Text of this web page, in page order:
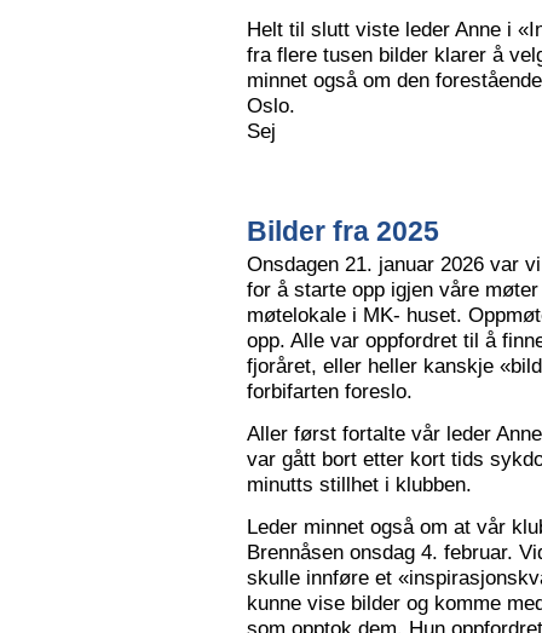
Helt til slutt viste leder Anne i
fra flere tusen bilder klarer å
minnet også om den
Oslo.
Sej
Bilder fra 2025
Onsdagen 21. januar 2026 var
for å starte opp igjen våre
møtelokale i MK- huset.
opp. Alle var oppfordret til å
fjoråret, eller heller kanskje
forbifarten foreslo.
Aller først fortalte vår leder
var gått bort etter kort tids
minutts stillhet i klubben.
Leder minnet også om at vår
Brennåsen onsdag 4. februar.
skulle innføre et
kunne vise bilder og komme
som opptok dem. Hun